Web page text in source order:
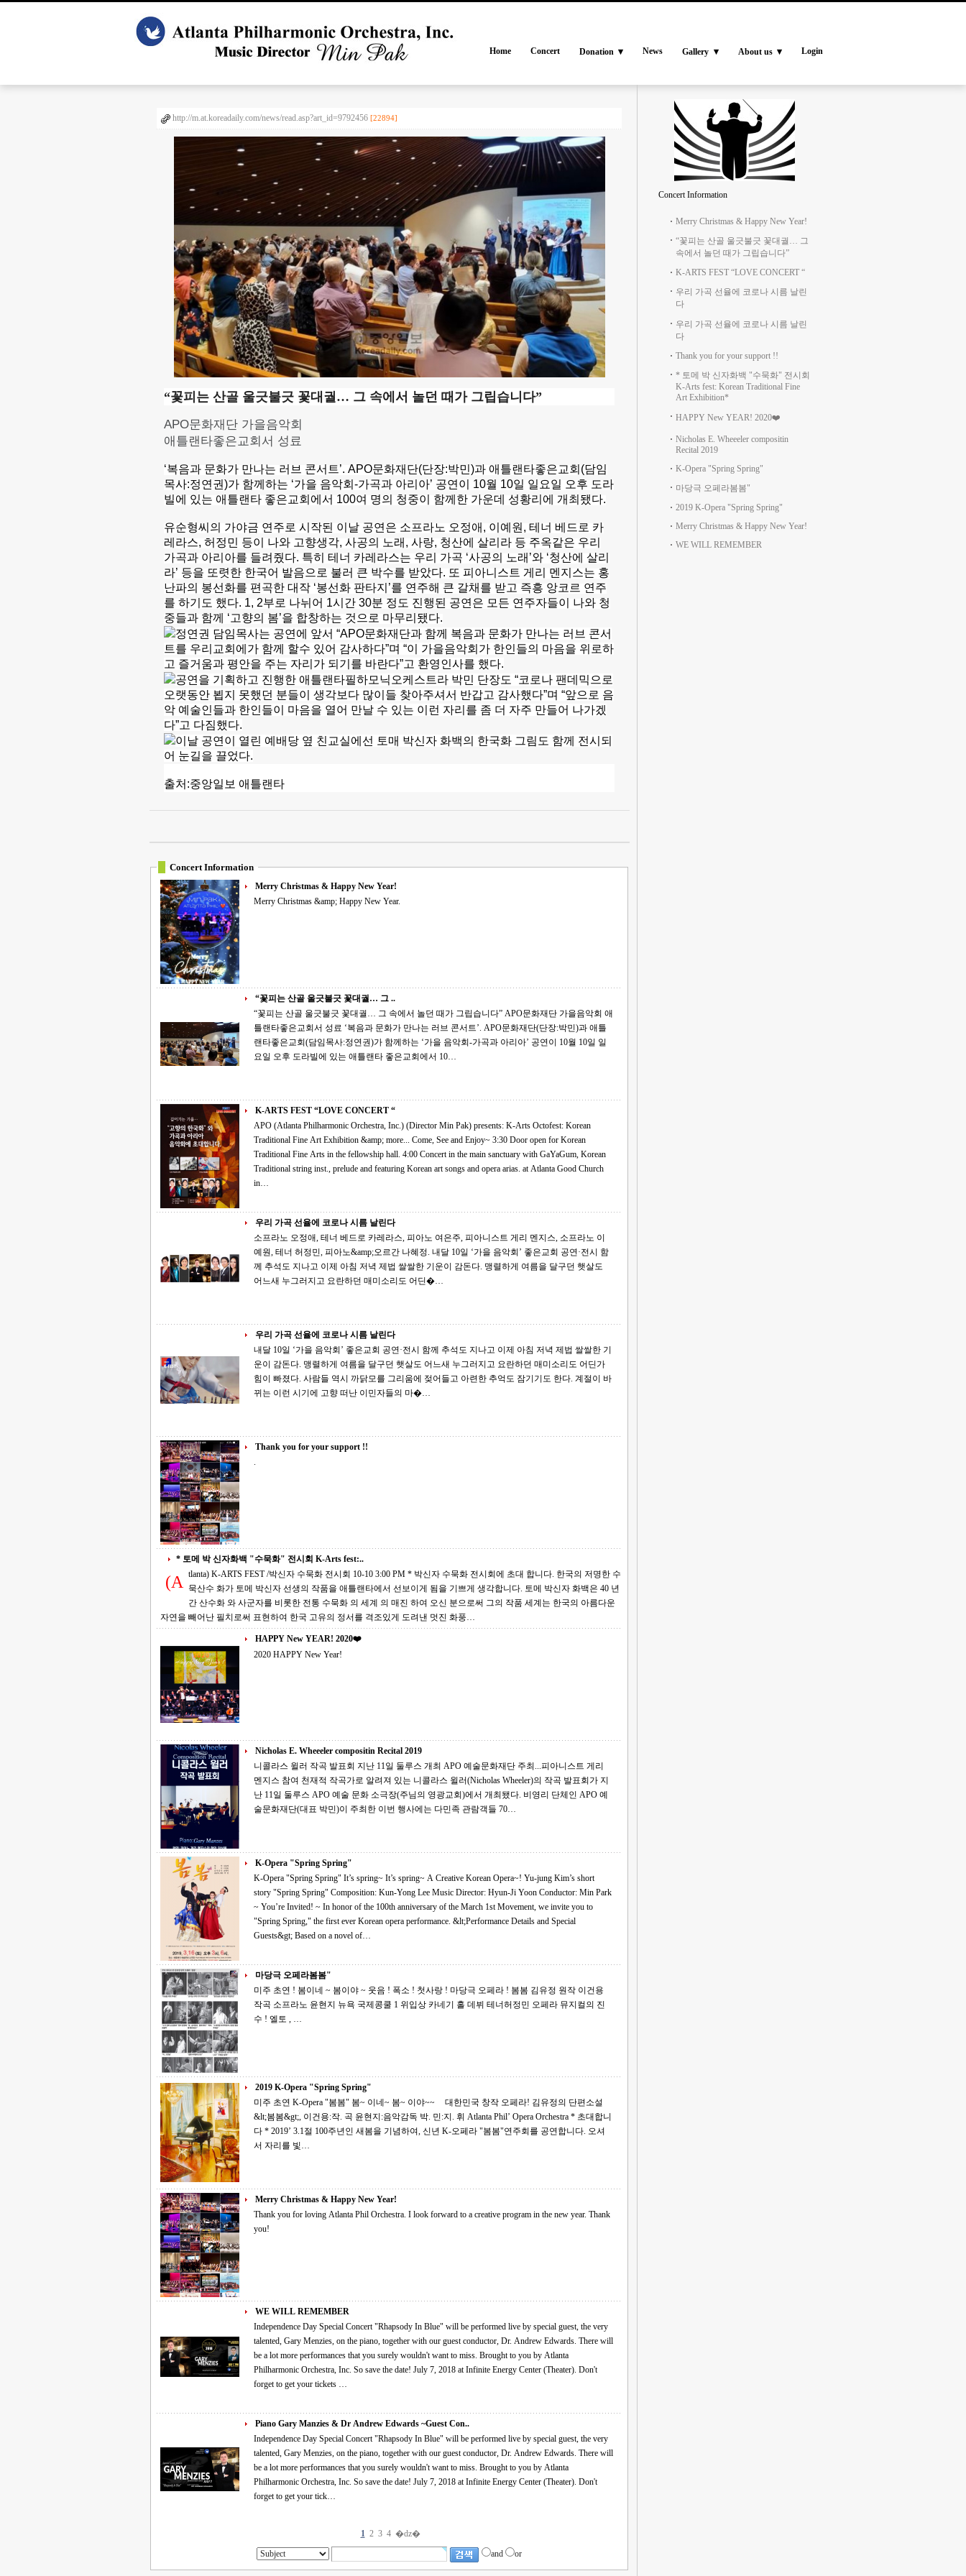
Home Concert Donation News Gallery About us Login
http://m.at.koreadaily.com/news/read.asp?art_id=9792456 [22894]
“꽃피는 산골 울긋불긋 꽃대궐… 그 속에서 놀던 때가 그립습니다”
APO문화재단 가을음악회
애틀랜타좋은교회서 성료
‘복음과 문화가 만나는 러브 콘서트’. APO문화재단(단장:박민)과 애틀랜타좋은교회(담임
목사:정연권)가 함께하는 ‘가을 음악회-가곡과 아리아’ 공연이 10월 10일 일요일 오후 도라
빌에 있는 애틀랜타 좋은교회에서 100여 명의 청중이 함께한 가운데 성황리에 개최됐다.
유순형씨의 가야금 연주로 시작된 이날 공연은 소프라노 오정애, 이예원, 테너 베드로 카
레라스, 허정민 등이 나와 고향생각, 사공의 노래, 사랑, 청산에 살리라 등 주옥같은 우리
가곡과 아리아를 들려줬다. 특히 테너 카레라스는 우리 가곡 ‘사공의 노래’와 ‘청산에 살리
라’ 등을 또렷한 한국어 발음으로 불러 큰 박수를 받았다. 또 피아니스트 게리 멘지스는 홍
난파의 봉선화를 편곡한 대작 ‘봉선화 판타지’를 연주해 큰 갈채를 받고 즉흥 앙코르 연주
를 하기도 했다. 1, 2부로 나뉘어 1시간 30분 정도 진행된 공연은 모든 연주자들이 나와 청
중들과 함께 ‘고향의 봄’을 합창하는 것으로 마무리됐다.
정연권 담임목사는 공연에 앞서 “APO문화재단과 함께 복음과 문화가 만나는 러브 콘서
트를 우리교회에가 함께 할수 있어 감사하다”며 “이 가을음악회가 한인들의 마음을 위로하
고 즐거움과 평안을 주는 자리가 되기를 바란다”고 환영인사를 했다.
공연을 기획하고 진행한 애틀랜타필하모닉오케스트라 박민 단장도 “코로나 팬데믹으로
오랫동안 뵙지 못했던 분들이 생각보다 많이들 찾아주셔서 반갑고 감사했다”며 “앞으로 음
악 예술인들과 한인들이 마음을 열어 만날 수 있는 이런 자리를 좀 더 자주 만들어 나가겠
다”고 다짐했다.
이날 공연이 열린 예배당 옆 친교실에선 토매 박신자 화백의 한국화 그림도 함께 전시되
어 눈길을 끌었다.
출처:중앙일보 애틀랜타
Concert Information
Merry Christmas & Happy New Year!
Merry Christmas &amp; Happy New Year.
“꽃피는 산골 울긋불긋 꽃대궐… 그 ..
“꽃피는 산골 울긋불긋 꽃대궐… 그 속에서 놀던 때가 그립습니다” APO문화재단 가을음악회 애
틀랜타좋은교회서 성료 ‘복음과 문화가 만나는 러브 콘서트’. APO문화재단(단장:박민)과 애틀
랜타좋은교회(담임목사:정연권)가 함께하는 ‘가을 음악회-가곡과 아리아’ 공연이 10월 10일 일
요일 오후 도라빌에 있는 애틀랜타 좋은교회에서 10…
K-ARTS FEST “LOVE CONCERT “
APO (Atlanta Philharmonic Orchestra, Inc.) (Director Min Pak) presents: K-Arts Octofest: Korean
Traditional Fine Art Exhibition &amp; more... Come, See and Enjoy~ 3:30 Door open for Korean
Traditional Fine Arts in the fellowship hall. 4:00 Concert in the main sanctuary with GaYaGum, Korean
Traditional string inst., prelude and featuring Korean art songs and opera arias. at Atlanta Good Church
in…
우리 가곡 선율에 코로나 시름 날린다
소프라노 오정애, 테너 베드로 카레라스, 피아노 여은주, 피아니스트 게리 멘지스, 소프라노 이
예원, 테너 허정민, 피아노&amp;오르간 나혜정. 내달 10일 ‘가을 음악회’ 좋은교회 공연·전시 함
께 추석도 지나고 이제 아침 저녁 제법 쌀쌀한 기운이 감돈다. 맹렬하게 여름을 달구던 햇살도
어느새 누그러지고 요란하던 매미소리도 어딘�…
우리 가곡 선율에 코로나 시름 날린다
내달 10일 ‘가을 음악회’ 좋은교회 공연·전시 함께 추석도 지나고 이제 아침 저녁 제법 쌀쌀한 기
운이 감돈다. 맹렬하게 여름을 달구던 햇살도 어느새 누그러지고 요란하던 매미소리도 어딘가
힘이 빠졌다. 사람들 역시 까닭모를 그리움에 젖어들고 아련한 추억도 잠기기도 한다. 계절이 바
뀌는 이런 시기에 고향 떠난 이민자들의 마�…
Thank you for your support !!
.
* 토메 박 신자화백 "수묵화" 전시회 K-Arts fest:..
(A
tlanta) K-ARTS FEST /박신자 수묵화 전시회 10-10 3:00 PM * 박신자 수묵화 전시회에 초대 합니다. 한국의 저명한 수
묵산수 화가 토메 박신자 선생의 작품을 애틀랜타에서 선보이게 됨을 기쁘게 생각합니다. 토메 박신자 화백은 40 년
간 산수화 와 사군자를 비롯한 전통 수묵화 의 세계 의 매진 하여 오신 분으로써 그의 작품 세계는 한국의 아름다운
자연을 빼어난 필치로써 표현하여 한국 고유의 정서를 격조있게 도려낸 멋진 화풍…
HAPPY New YEAR! 2020❤️
2020 HAPPY New Year!
Nicholas E. Wheeeler compositin Recital 2019
니콜라스 윌러 작곡 발표회 지난 11일 둘루스 개최 APO 예술문화재단 주최...피아니스트 게리
멘지스 참여 천재적 작곡가로 알려져 있는 니콜라스 윌러(Nicholas Wheeler)의 작곡 발표회가 지
난 11일 둘루스 APO 예술 문화 소극장(주님의 영광교회)에서 개최됐다. 비영리 단체인 APO 예
술문화재단(대표 박민)이 주최한 이번 행사에는 다민족 관람객들 70…
K-Opera "Spring Spring"
K-Opera "Spring Spring" It’s spring~ It’s spring~ A Creative Korean Opera~! Yu-jung Kim’s short
story "Spring Spring" Composition: Kun-Yong Lee Music Director: Hyun-Ji Yoon Conductor: Min Park
~ You’re Invited! ~ In honor of the 100th anniversary of the March 1st Movement, we invite you to
"Spring Spring," the first ever Korean opera performance. &lt;Performance Details and Special
Guests&gt; Based on a novel of…
마당극 오페라봄봄"
미주 초연 ! 봄이네 ~ 봄이야 ~ 웃음 ! 폭소 ! 첫사랑 ! 마당극 오페라 ! 봄봄 김유정 원작 이건용
작곡 소프라노 윤현지 뉴욕 국제콩쿨 1 위입상 카네기 홀 데뷔 테너허정민 오페라 뮤지컬의 진
수 ! 엘토 , …
2019 K-Opera "Spring Spring"
미주 초연 K-Opera "봄봄" 봄~ 이네~ 봄~ 이야~~ 대한민국 창작 오페라! 김유정의 단편소설
&lt;봄봄&gt;, 이건용:작. 곡 윤현지:음악감독 박. 민:지. 휘 Atlanta Phil’ Opera Orchestra * 초대합니
다 * 2019’ 3.1절 100주년인 새봄을 기념하여, 신년 K-오페라 "봄봄"연주회를 공연합니다. 오셔
서 자리를 빛…
Merry Christmas & Happy New Year!
Thank you for loving Atlanta Phil Orchestra. I look forward to a creative program in the new year. Thank
you!
WE WILL REMEMBER
Independence Day Special Concert "Rhapsody In Blue" will be performed live by special guest, the very
talented, Gary Menzies, on the piano, together with our guest conductor, Dr. Andrew Edwards. There will
be a lot more performances that you surely wouldn't want to miss. Brought to you by Atlanta
Philharmonic Orchestra, Inc. So save the date! July 7, 2018 at Infinite Energy Center (Theater). Don't
forget to get your tickets …
Piano Gary Manzies & Dr Andrew Edwards ~Guest Con..
Independence Day Special Concert "Rhapsody In Blue" will be performed live by special guest, the very
talented, Gary Menzies, on the piano, together with our guest conductor, Dr. Andrew Edwards. There will
be a lot more performances that you surely wouldn't want to miss. Brought to you by Atlanta
Philharmonic Orchestra, Inc. So save the date! July 7, 2018 at Infinite Energy Center (Theater). Don't
forget to get your tick…
1 2 3 4 �ǳ�
and or
Concert Information
Merry Christmas & Happy New Year!
“꽃피는 산골 울긋불긋 꽃대궐… 그
속에서 놀던 때가 그립습니다”
K-ARTS FEST “LOVE CONCERT “
우리 가곡 선율에 코로나 시름 날린
다
우리 가곡 선율에 코로나 시름 날린
다
Thank you for your support !!
* 토메 박 신자화백 "수묵화" 전시회
K-Arts fest: Korean Traditional Fine
Art Exhibition*
HAPPY New YEAR! 2020❤️
Nicholas E. Wheeeler compositin
Recital 2019
K-Opera "Spring Spring"
마당극 오페라봄봄"
2019 K-Opera "Spring Spring"
Merry Christmas & Happy New Year!
WE WILL REMEMBER